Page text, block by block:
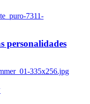
7311-
personalidades
335x256.jpg